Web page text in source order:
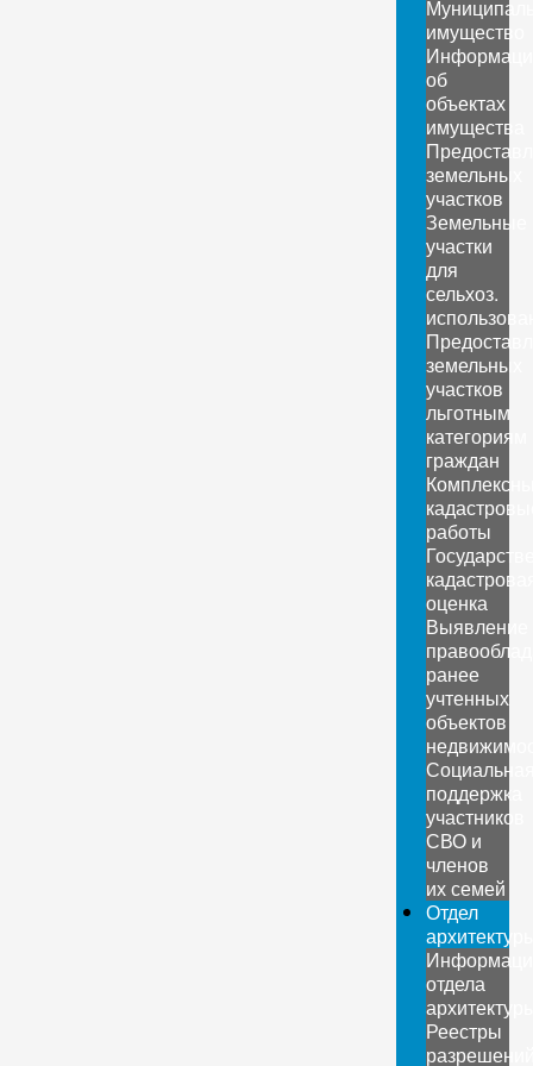
имущество
об
объектах
имущества
земельных
участков
Земельные
участки
для
сельхоз.
земельных
участков
льготным
категориям
граждан
работы
оценка
Выявление
ранее
учтенных
объектов
поддержка
участников
СВО и
членов
их семей
Отдел
отдела
Реестры